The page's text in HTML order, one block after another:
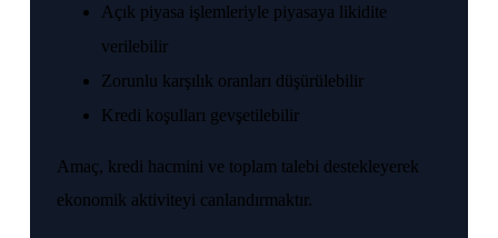
Açık piyasa işlemleriyle piyasaya likidite
verilebilir
Zorunlu karşılık oranları düşürülebilir
Kredi koşulları gevşetilebilir
Amaç, kredi hacmini ve toplam talebi destekleyerek
ekonomik aktiviteyi canlandırmaktır.